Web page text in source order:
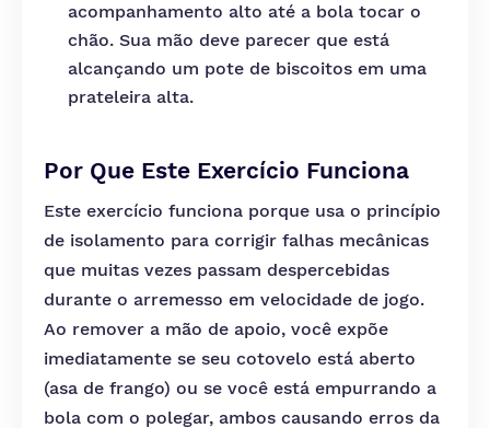
acompanhamento alto até a bola tocar o
chão. Sua mão deve parecer que está
alcançando um pote de biscoitos em uma
prateleira alta.
Por Que Este Exercício Funciona
Este exercício funciona porque usa o princípio
de isolamento para corrigir falhas mecânicas
que muitas vezes passam despercebidas
durante o arremesso em velocidade de jogo.
Ao remover a mão de apoio, você expõe
imediatamente se seu cotovelo está aberto
(asa de frango) ou se você está empurrando a
bola com o polegar, ambos causando erros da